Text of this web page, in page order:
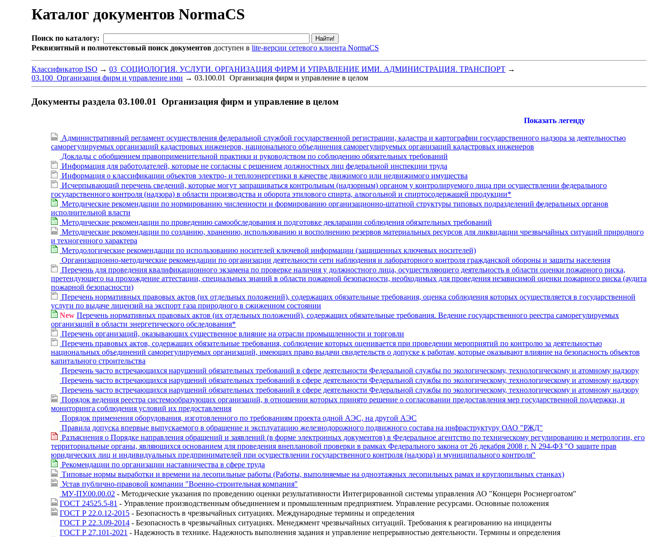
Каталог документов NormaCS
Поиск по каталогу:
Реквизитный и полнотекстовый поиск документов доступен в lite-версии сетевого клиента NormaCS
Классификатор ISO → 03 СОЦИОЛОГИЯ. УСЛУГИ. ОРГАНИЗАЦИЯ ФИРМ И УПРАВЛЕНИЕ ИМИ. АДМИНИСТРАЦИЯ. ТРАНСПОРТ →
03.100 Организация фирм и управление ими → 03.100.01 Организация фирм и управление в целом
Документы раздела 03.100.01 Организация фирм и управление в целом
Показать легенду
Административный регламент осуществления федеральной службой государственной регистрации, кадастра и картографии государственного надзора за деятельностью
саморегулируемых организаций кадастровых инженеров, национального объединения саморегулируемых организаций кадастровых инженеров
Доклады с обобщением правоприменительной практики и руководством по соблюдению обязательных требований
Информация для работодателей, которые не согласны с решением должностных лиц федеральной инспекции труда
Информация о классификации объектов электро- и теплоэнергетики в качестве движимого или недвижимого имущества
Исчерпывающий перечень сведений, которые могут запрашиваться контрольным (надзорным) органом у контролируемого лица при осуществлении федерального
государственного контроля (надзора) в области производства и оборота этилового спирта, алкогольной и спиртосодержащей продукции*
Методические рекомендации по нормированию численности и формированию организационно-штатной структуры типовых подразделений федеральных органов
исполнительной власти
Методические рекомендации по проведению самообследования и подготовке декларации соблюдения обязательных требований
Методические рекомендации по созданию, хранению, использованию и восполнению резервов материальных ресурсов для ликвидации чрезвычайных ситуаций природного
и техногенного характера
Методологические рекомендации по использованию носителей ключевой информации (защищенных ключевых носителей)
Организационно-методические рекомендации по организации деятельности сети наблюдения и лабораторного контроля гражданской обороны и защиты населения
Перечень для проведения квалификационного экзамена по проверке наличия у должностного лица, осуществляющего деятельность в области оценки пожарного риска,
претендующего на прохождение аттестации, специальных знаний в области пожарной безопасности, необходимых для проведения независимой оценки пожарного риска (аудита
пожарной безопасности)
Перечень нормативных правовых актов (их отдельных положений), содержащих обязательные требования, оценка соблюдения которых осуществляется в государственной
услуги по выдаче лицензий на экспорт газа природного в сжиженном состоянии
New Перечень нормативных правовых актов (их отдельных положений), содержащих обязательные требования. Ведение государственного реестра саморегулируемых
организаций в области энергетического обследования*
Перечень организаций, оказывающих существенное влияние на отрасли промышленности и торговли
Перечень правовых актов, содержащих обязательные требования, соблюдение которых оценивается при проведении мероприятий по контролю за деятельностью
национальных объединений саморегулируемых организаций, имеющих право выдачи свидетельств о допуске к работам, которые оказывают влияние на безопасность объектов
капитального строительства
Перечень часто встречающихся нарушений обязательных требований в сфере деятельности Федеральной службы по экологическому, технологическому и атомному надзору
Перечень часто встречающихся нарушений обязательных требований в сфере деятельности Федеральной службы по экологическому, технологическому и атомному надзору
Перечень часто встречающихся нарушений обязательных требований в сфере деятельности Федеральной службы по экологическому, технологическому и атомному надзору
Порядок ведения реестра системообразующих организаций, в отношении которых принято решение о согласовании предоставления мер государственной поддержки, и
мониторинга соблюдения условий их предоставления
Порядок применения оборудования, изготовленного по требованиям проекта одной АЭС, на другой АЭС
Правила допуска впервые выпускаемого в обращение и эксплуатацию железнодорожного подвижного состава на инфраструктуру ОАО "РЖД"
Разъяснения о Порядке направления обращений и заявлений (в форме электронных документов) в Федеральное агентство по техническому регулированию и метрологии, его
территориальные органы, являющихся основанием для проведения внеплановой проверки в рамках Федерального закона от 26 декабря 2008 г. N 294-ФЗ "О защите прав
юридических лиц и индивидуальных предпринимателей при осуществлении государственного контроля (надзора) и муниципального контроля"
Рекомендации по организации наставничества в сфере труда
Типовые нормы выработки и времени на лесопильные работы (Работы, выполняемые на одноэтажных лесопильных рамах и круглопильных станках)
Устав публично-правовой компании "Военно-строительная компания"
МУ-ПУ.00.00.02 - Методические указания по проведению оценки результативности Интегрированной системы управления АО "Концерн Росэнергоатом"
ГОСТ 24525.5-81 - Управление производственным объединением и промышленным предприятием. Управление ресурсами. Основные положения
ГОСТ Р 22.0.12-2015 - Безопасность в чрезвычайных ситуациях. Международные термины и определения
ГОСТ Р 22.3.09-2014 - Безопасность в чрезвычайных ситуациях. Менеджмент чрезвычайных ситуаций. Требования к реагированию на инциденты
ГОСТ Р 27.101-2021 - Надежность в технике. Надежность выполнения задания и управление непрерывностью деятельности. Термины и определения